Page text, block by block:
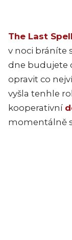
The Last Spell
v noci bráníte
dne budujete
opravit co
vyšla tenhle
kooperativní
momentálně